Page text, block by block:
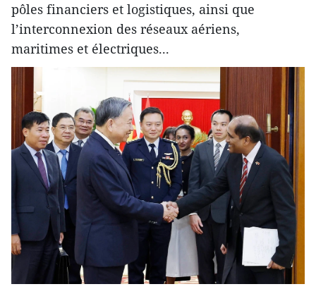
pôles financiers et logistiques, ainsi que
l’interconnexion des réseaux aériens,
maritimes et électriques...